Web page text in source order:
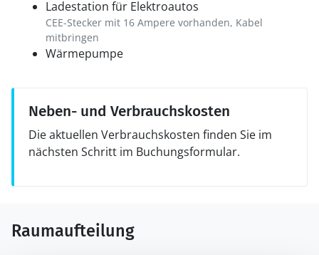
Ladestation für Elektroautos
CEE-Stecker mit 16 Ampere vorhanden, Kabel
mitbringen
Wärmepumpe
Neben- und Verbrauchskosten
Die aktuellen Verbrauchskosten finden Sie im
nächsten Schritt im Buchungsformular.
Raumaufteilung